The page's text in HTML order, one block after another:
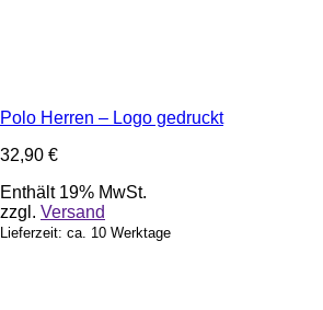
Polo Herren – Logo gedruckt
32,90 €
Enthält 19% MwSt.
zzgl. Versand
Lieferzeit: ca. 10 Werktage